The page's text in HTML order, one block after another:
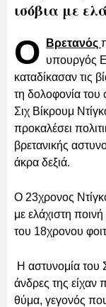
ισόβια με
Ο Βρετανός
υπουργός
καταδίκασαν τις
τη δολοφονία του
Σιχ Βίκρουμ
προκαλέσει
βρετανικής
άκρα δεξιά.
Ο 23χρονος
με ελάχιστη
του 18χρονου
Η αστυνομία
άνδρες της είχαν
θύμα, γεγονός